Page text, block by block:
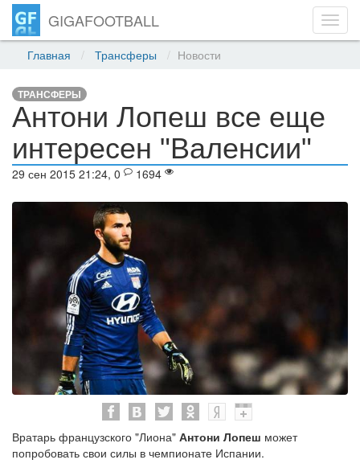
GIGAFOOTBALL
Главная Трансферы Новости
ТРАНСФЕРЫ
Антони Лопеш все еще
интересен "Валенсии"
29 сен 2015 21:24, 0 1694
Вратарь французского "Лиона" Антони Лопеш может
попробовать свои силы в чемпионате Испании.